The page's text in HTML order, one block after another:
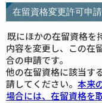
在留資格変更許可申請
既にほかの在留資格を
内容を変更し、この在
合の申請です。
他の在留資格に該当す
請してください。 本来
場合には、在留資格を